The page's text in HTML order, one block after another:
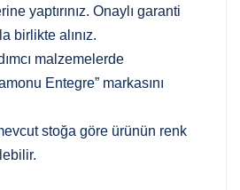
yaptırınız. Onaylı garanti
birlikte alınız.
malzemelerde
Entegre” markasını
stoğa göre ürünün renk